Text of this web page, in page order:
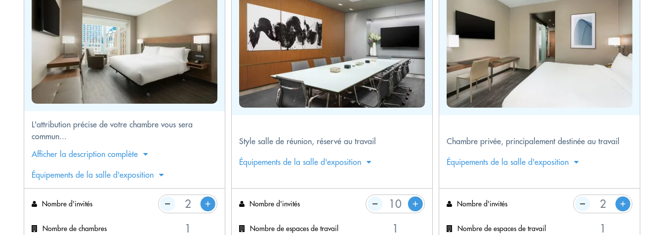
L'attribution précise de votre chambre vous sera
commun...
Afficher la description complète
Équipements de la salle d'exposition
Nombre d'invités
Nombre de chambres
Style salle de réunion, réservé au travail
Équipements de la salle d'exposition
Nombre d'invités
Nombre de espaces de travail
Chambre privée, principalement destinée au travail
Équipements de la salle d'exposition
Nombre d'invités
Nombre de espaces de travail